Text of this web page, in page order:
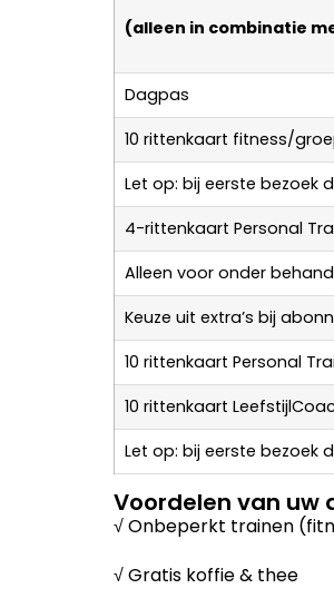
(alleen in combinatie
Dagpas
10 rittenkaart fitness/
Let op: bij eerste
4-rittenkaart Personal
Alleen voor onder
Keuze uit extra’s bij
10 rittenkaart Personal
10 rittenkaart
Let op: bij eerste
Voordelen van uw
√ Onbeperkt trainen
√ Gratis koffie & thee